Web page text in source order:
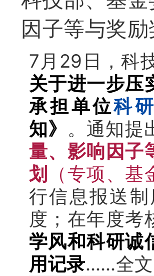
因子等与奖
7月29日，科
关于进一步压
承担单位科
知》 。 通知提
量、影响因子
划
（专项、基
行信息报送制
度；在年度考
学风和科研诚
用记录……全文